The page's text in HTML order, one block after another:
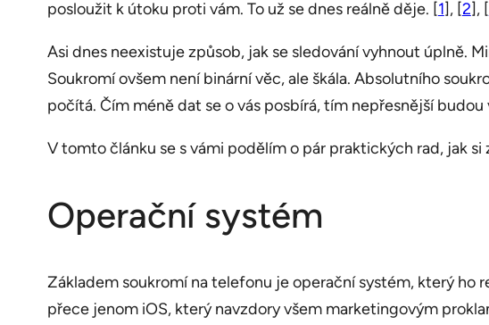
posloužit k útoku proti vám. To už se dnes reálně děje. [1], [2], [
Asi dnes neexistuje způsob, jak se sledování vyhnout úplně.
Soukromí ovšem není binární věc, ale škála. Absolutního
počítá. Čím méně dat se o vás posbírá, tím nepřesnější
V tomto článku se s vámi podělím o pár praktických rad, jak
Operační systém
Základem soukromí na telefonu je operační systém, který ho
přece jenom iOS, který navzdory všem marketingovým